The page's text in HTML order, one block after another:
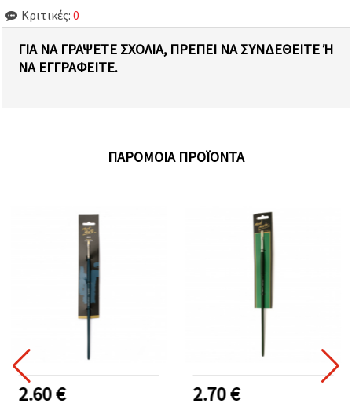
Κριτικές: 0
ΓΙΑ ΝΑ ΓΡΆΨΕΤΕ ΣΧΌΛΙΑ, ΠΡΈΠΕΙ ΝΑ ΣΥΝΔΕΘΕΊΤΕ Ή Ν
Α ΕΓΓΡΑΦΕΊΤΕ.
ΠΑΡΌΜΟΙΑ ΠΡΟΪΌΝΤΑ
2.60 € 2.70 €